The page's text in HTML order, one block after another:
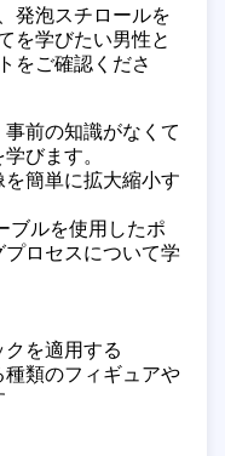
発泡スチロールを
を学びたい男性と
をご確認くださ
前の知識がなくて
びます。
簡単に拡大縮小す
ブルを使用したポ
ロセスについて学
を適用する
類のフィギュアや